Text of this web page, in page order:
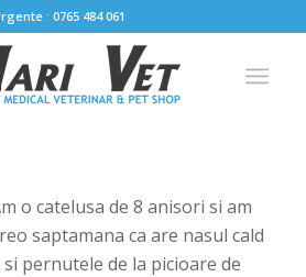
: 0765 484 061
o catelusa de 8 anisori si am
saptamana ca are nasul cald
pernutele de la picioare de